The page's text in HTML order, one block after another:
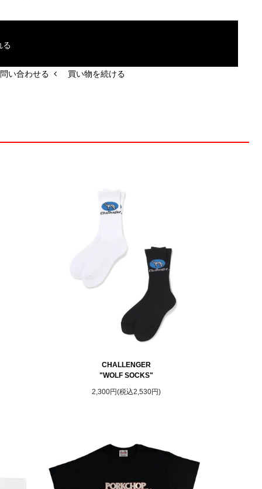
る
い合わせる 買い物を続ける
CHALLENGER
"WOLF SOCKS"
2,300円(税込2,530円)